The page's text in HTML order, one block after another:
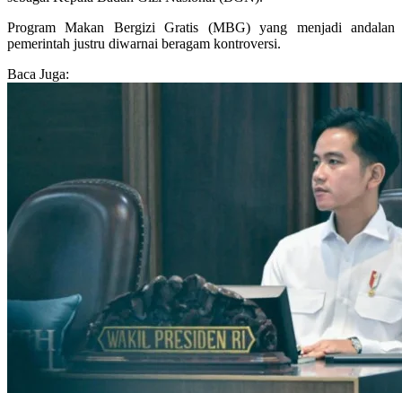
Program Makan Bergizi Gratis (MBG) yang menjadi andalan
pemerintah justru diwarnai beragam kontroversi.
Baca Juga: